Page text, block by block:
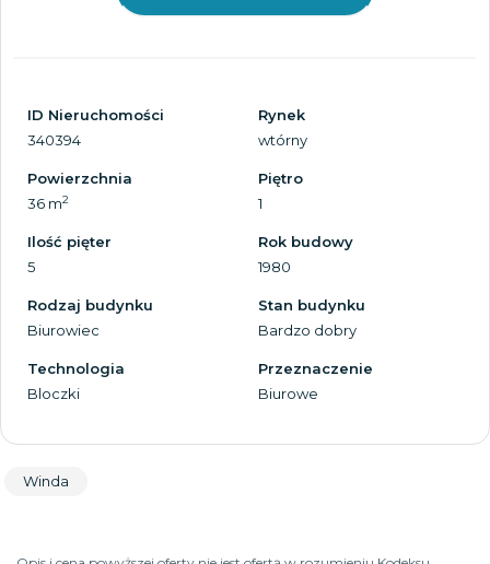
ID Nieruchomości
340394
Rynek
wtórny
Powierzchnia
36 m2
Piętro
1
Ilość pięter
5
Rok budowy
1980
Rodzaj budynku
Biurowiec
Stan budynku
Bardzo dobry
Technologia
Bloczki
Przeznaczenie
Biurowe
Winda